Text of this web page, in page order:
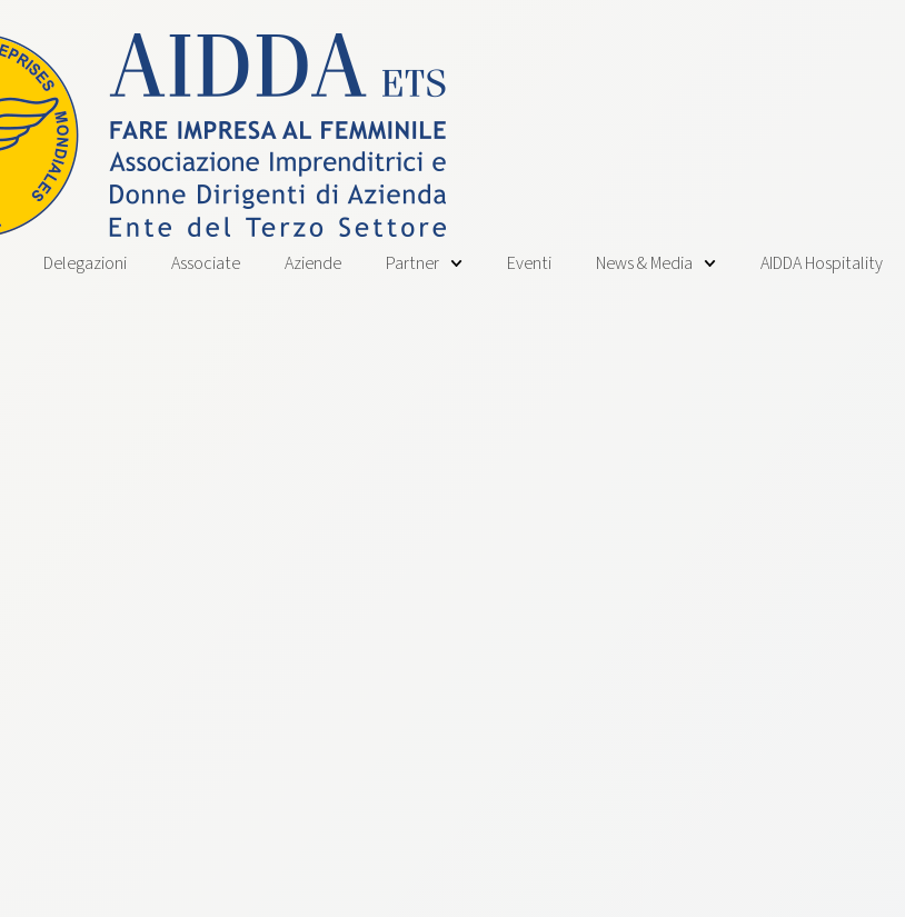
Delegazioni Associate Aziende Partner Eventi News & Media AIDDA Hospitality